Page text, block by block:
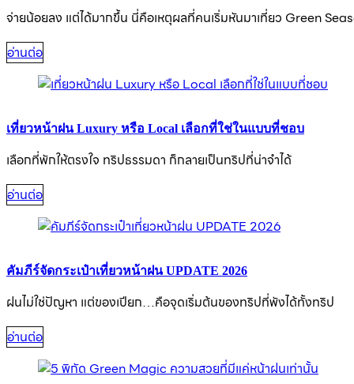
จ่ายน้อยลง แต่ได้มากขึ้น นี่คือเหตุผลที่คนเริ่มหันมาเที่ยว Green
อ่านต่อ
เที่ยวหน้าฝน Luxury หรือ Local เลือกที่ใช่ในแบบที่ชอบ
เลือกที่พักให้ตรงใจ ทริปธรรมดา ก็กลายเป็นทริปที่น่าจำได้
อ่านต่อ
คัมภีร์จัดกระเป๋าเที่ยวหน้าฝน UPDATE 2026
ฝนไม่ใช่ปัญหา แต่ของเปียก…คือจุดเริ่มต้นของทริปที่พังได้ทั้งทริป
อ่านต่อ